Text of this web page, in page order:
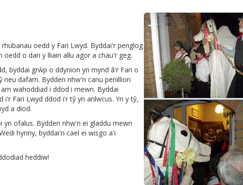
oedd y Fari Lwyd. Byddai'r penglog
o dan y lliain allu agor a chau'r geg.
byddai grŵp o ddynion yn mynd â'r Fari o
dafarn. Bydden nhw'n canu penillion
wahoddiad i ddod i mewn. Byddai
Fari Lwyd ddod i'r tŷ yn anlwcus. Yn y tŷ,
a diod.
yn ofalus. Bydden nhw'n ei gladdu mewn
hynny, byddai'n cael ei wisgo a'i
heddiw!